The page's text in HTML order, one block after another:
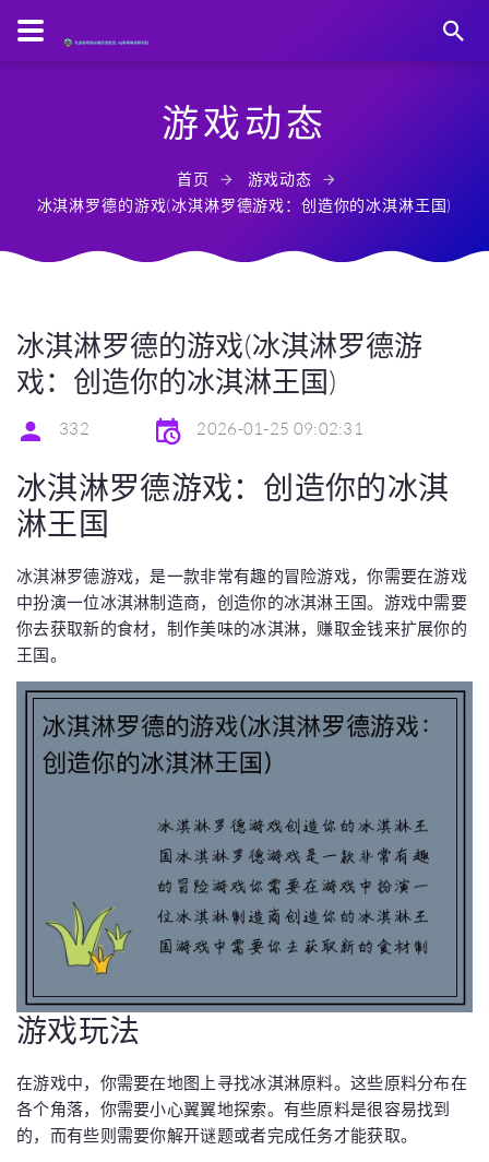
游戏动态
首页
游戏动态
冰淇淋罗德的游戏(冰淇淋罗德游戏：创造你的冰淇淋王国)
冰淇淋罗德的游戏(冰淇淋罗德游
戏：创造你的冰淇淋王国)
332 2026-01-25 09:02:31
冰淇淋罗德游戏：创造你的冰淇
淋王国
冰淇淋罗德游戏，是一款非常有趣的冒险游戏，你需要在游戏
中扮演一位冰淇淋制造商，创造你的冰淇淋王国。游戏中需要
你去获取新的食材，制作美味的冰淇淋，赚取金钱来扩展你的
王国。
游戏玩法
在游戏中，你需要在地图上寻找冰淇淋原料。这些原料分布在
各个角落，你需要小心翼翼地探索。有些原料是很容易找到
的，而有些则需要你解开谜题或者完成任务才能获取。